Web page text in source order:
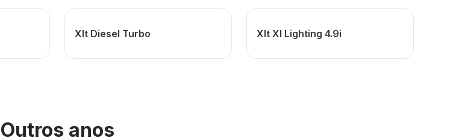
Xlt Diesel Turbo Xlt Xl Lighting 4.9i
Outros anos